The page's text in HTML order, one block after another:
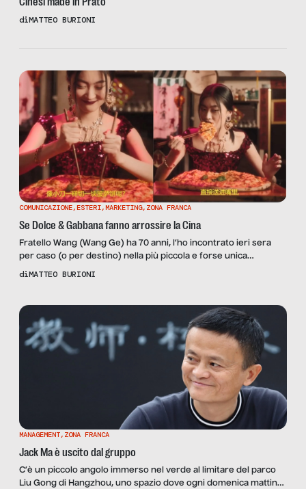
diMATTEO BURIONI
COMUNICAZIONE,ESTERI,MARKETING, ZONA FRANCA
Se Dolce & Gabbana fanno arrossire la Cina
Fratello Wang (Wang Ge) ha 70 anni, l’ho incontrato ieri sera
per caso (o per destino) nella più piccola e forse unica
autentica spaghetteria dello Shaanxi rimasta nella zona di
una sorta di Bud Spencer cinese. Dopo […]
diMATTEO BURIONI
MANAGEMENT, ZONA FRANCA
Jack Ma è uscito dal gruppo
C’è un piccolo angolo immerso nel verde al limitare del parco
Liu Gong di Hangzhou, uno spazio dove ogni domenica mattina